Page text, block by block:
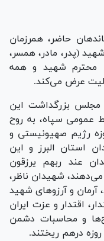
حاضر، همرزمان
(پدر، مادر، همسر،
محترم شهید و همه
عرض می‌کند.
مجلس بزرگداشت این
عمومی سپاه، به روح
همه شهیدان جنگ تحمیلی ۱۲ روزه رژیم صهیونیستی و
استان البرز و این
عند ربهم یرزقون
شهیدان ناظر،
و آرزو‌های شهید
اقتدار و عزت ایران
و محاسبات دشمن